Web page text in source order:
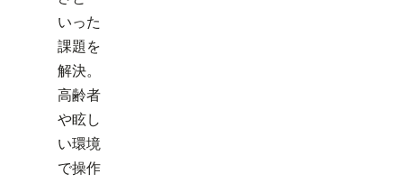
いった
課題を
解決。
高齢者
や眩し
い環境
で操作